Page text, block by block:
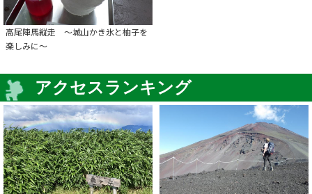
高尾陣馬縦走 ～城山かき氷と柚子を
楽しみに～
アクセスランキング